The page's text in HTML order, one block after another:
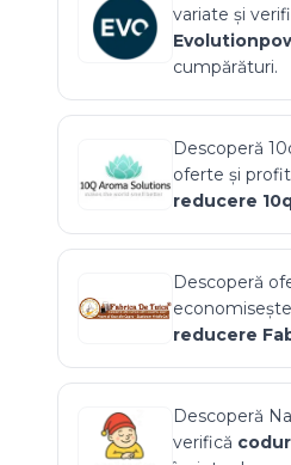
variate și
cumpărături.
Descoperă
oferte și
reducere
Descoperă
reducere
Descoperă
verifică